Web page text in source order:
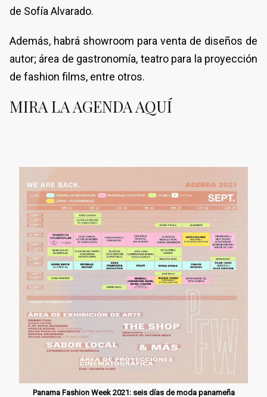
de Sofía Alvarado.
Además, habrá showroom para venta de diseños de
autor; área de gastronomía, teatro para la proyección
de fashion films, entre otros.
MIRA LA AGENDA AQUÍ
Panama Fashion Week 2021: seis días de moda panameña